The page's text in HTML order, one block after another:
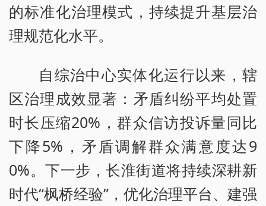
的标准化治理模式，持续提升基层治
理规范化水平。
自综治中心实体化运行以来，辖
区治理成效显著：矛盾纠纷平均处置
时长压缩20%，群众信访投诉量同比
下降5%，矛盾调解群众满意度达9
0%。下一步，长淮街道将持续深耕新
时代“枫桥经验”，优化治理平台、建强